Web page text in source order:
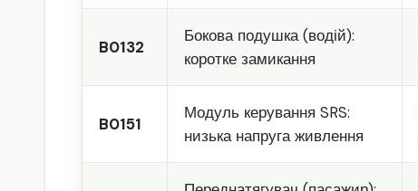
B0132
Бокова подушка (водій):
коротке замикання
B0151
Модуль керування SRS:
низька напруга живлення